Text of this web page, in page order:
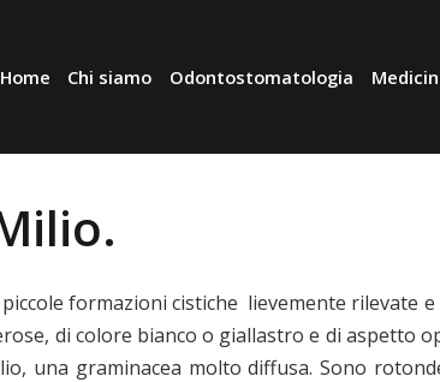
Home Chi siamo Odontostomatologia
formazioni cistiche lievemente rilevate
di colore bianco o giallastro e di aspetto
una graminacea molto diffusa. Sono